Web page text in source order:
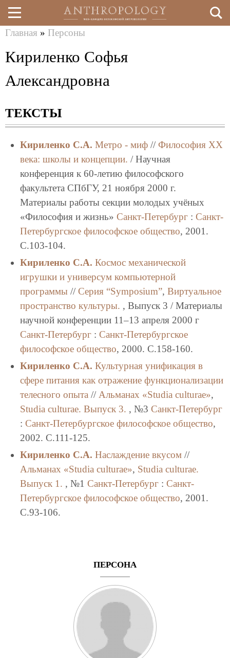
Перейти
к
здесь
Главная » Персоны
Кириленко Софья
Александровна
ТЕКСТЫ
Кириленко С.А. Метро - миф// Философия XX
века: школы и концепции. / Научная
конференция к 60-летию философского
факультета СПбГУ, 21 ноября 2000 г.
Материалы работы секции молодых учёных
«Философия и жизнь» Санкт-Петербург: Санкт-
Петербургское философское общество, 2001.
C.103-104.
Кириленко С.А. Космос механической
игрушки и универсум компьютерной
программы// Серия “Symposium”, Виртуальное
пространство культуры. , Выпуск 3 / Материалы
научной конференции 11–13 апреля 2000 г
Санкт-Петербург: Санкт-Петербургское
философское общество, 2000. C.158-160.
Кириленко С.А. Культурная унификация в
сфере питания как отражение функционализации
телесного опыта // Альманах «Studia culturae»,
Studia culturae. Выпуск 3. , №3 Санкт-Петербург
: Санкт-Петербургское философское общество,
2002. C.111-125.
Кириленко С.А. Наслаждение вкусом//
Альманах «Studia culturae», Studia culturae.
Выпуск 1. , №1 Санкт-Петербург: Санкт-
Петербургское философское общество, 2001.
C.93-106.
ПЕРСОНА